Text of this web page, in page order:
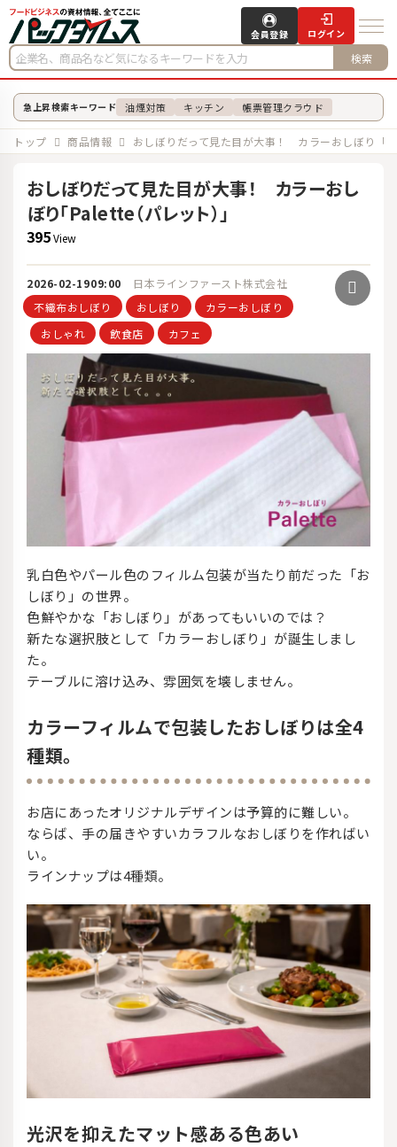
検索
会員登録 ログイン
急上昇検索キーワード 油煙対策 キッチン 帳票管理クラウド
トップ 商品情報 おしぼりだって見た目が大事！ カラーおしぼり「
おしぼりだって見た目が大事！ カラーおし
ぼり「Palette（パレット）」
395View
2026-02-1909:00
日本ラインファースト株式会社
不織布おしぼり
おしぼり
カラーおしぼり
おしゃれ
飲食店 カフェ
乳白色やパール色のフィルム包装が当たり前だった「お
しぼり」の世界。
色鮮やかな「おしぼり」があってもいいのでは？
新たな選択肢として「カラーおしぼり」が誕生しまし
た。
テーブルに溶け込み、雰囲気を壊しません。
カラーフィルムで包装したおしぼりは全4
種類。
お店にあったオリジナルデザインは予算的に難しい。
ならば、手の届きやすいカラフルなおしぼりを作ればい
い。
ラインナップは4種類。
光沢を抑えたマット感ある色あい